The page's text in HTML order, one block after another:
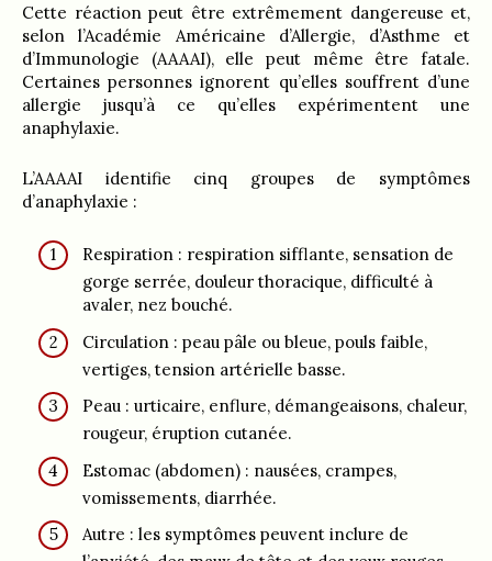
Cette réaction peut être extrêmement dangereuse et,
selon l’Académie Américaine d’Allergie, d’Asthme et
d’Immunologie (AAAAI), elle peut même être fatale.
Certaines personnes ignorent qu’elles souffrent d’une
allergie jusqu’à ce qu’elles expérimentent une
anaphylaxie.
L’AAAAI identifie cinq groupes de symptômes
d’anaphylaxie :
Respiration : respiration sifflante, sensation de
gorge serrée, douleur thoracique, difficulté à
avaler, nez bouché.
Circulation : peau pâle ou bleue, pouls faible,
vertiges, tension artérielle basse.
Peau : urticaire, enflure, démangeaisons, chaleur,
rougeur, éruption cutanée.
Estomac (abdomen) : nausées, crampes,
vomissements, diarrhée.
Autre : les symptômes peuvent inclure de